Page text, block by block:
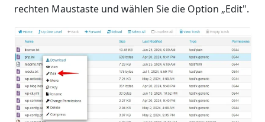
rechten Maustaste und wählen Sie die Option „Edit".